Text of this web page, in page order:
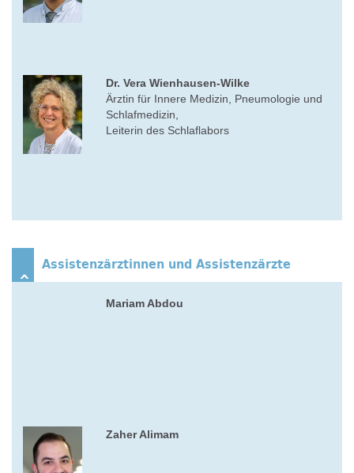
Dr. Vera Wienhausen-Wilke
Ärztin für Innere Medizin, Pneumologie und
Schlafmedizin,
Leiterin des Schlaflabors
Assistenzärztinnen und Assistenzärzte
Mariam Abdou
Zaher Alimam